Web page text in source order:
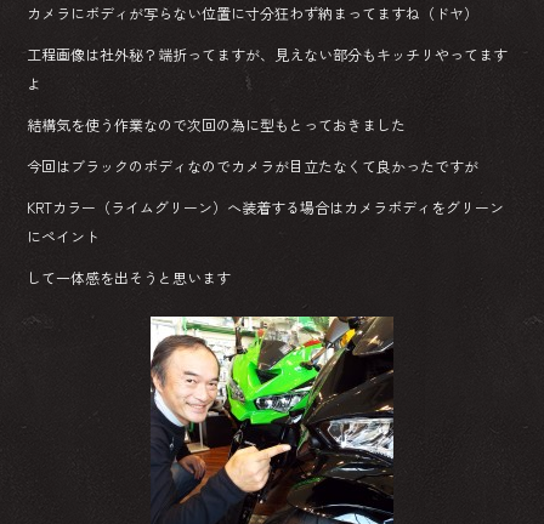
カメラにボディが写らない位置に寸分狂わず納まってますね（ドヤ）
工程画像は社外秘？端折ってますが、見えない部分もキッチリやってます
よ
結構気を使う作業なので次回の為に型もとっておきました
今回はブラックのボディなのでカメラが目立たなくて良かったですが
KRTカラー（ライムグリーン）へ装着する場合はカメラボディをグリーン
にペイント
して一体感を出そうと思います